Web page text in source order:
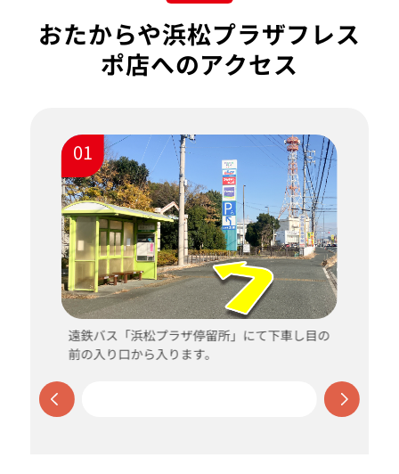
おたからや浜松プラザフレス
ポ店へのアクセス
01
遠鉄バス「浜松プラザ停留所」にて下車し目の
前の入り口から入ります。